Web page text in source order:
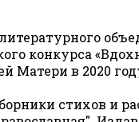
конкурса
Матери в 2020
стихов и